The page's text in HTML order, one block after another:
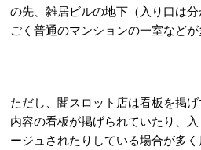
の先、雑居ビルの地下（入り口は分
ごく普通のマンションの一室などが
ただし、闇スロット店は看板を掲
内容の看板が掲げられていたり、
ージュされたりしている場合が多